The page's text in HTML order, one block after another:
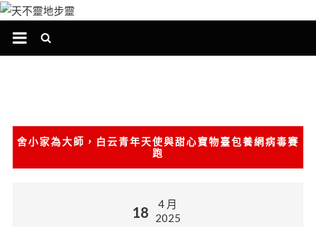
跳
​舍小家為大師，白云青年天使與甜心寶物臺包養網病毒賽
跑
18
4 月
2025